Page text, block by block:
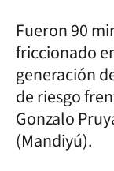
Fueron 90
friccionado
generación
de riesgo
Gonzalo
(Mandiyú).